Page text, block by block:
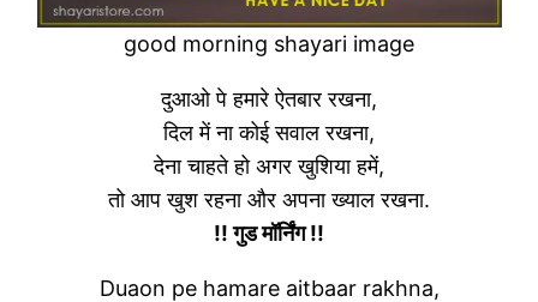
good morning shayari image
दुआओ पे हमारे ऐतबार रखना,
दिल में ना कोई सवाल रखना,
देना चाहते हो अगर खुशिया हमें,
तो आप खुश रहना और अपना ख्याल रखना.
!! गुड मॉर्निंग !!
Duaon pe hamare aitbaar rakhna,